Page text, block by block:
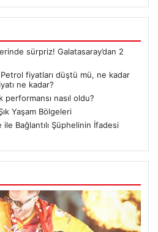
sürpriz! Galatasaray’dan 2
fiyatları düştü mü, ne kadar
ne kadar?
performansı nasıl oldu?
Yaşam Bölgeleri
ile Bağlantılı Şüphelinin İfadesi